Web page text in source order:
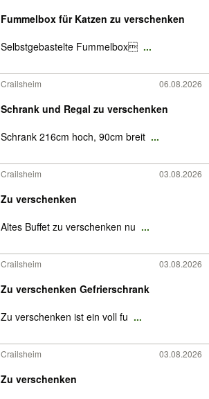
Fummelbox für Katzen zu verschenken
Selbstgebastelte Fummelbox ...
Crailsheim 06.08.2026
Schrank und Regal zu verschenken
Schrank 216cm hoch, 90cm breit ...
Crailsheim 03.08.2026
Zu verschenken
Altes Buffet zu verschenken nu ...
Crailsheim 03.08.2026
Zu verschenken Gefrierschrank
Zu verschenken ist ein voll fu ...
Crailsheim 03.08.2026
Zu verschenken